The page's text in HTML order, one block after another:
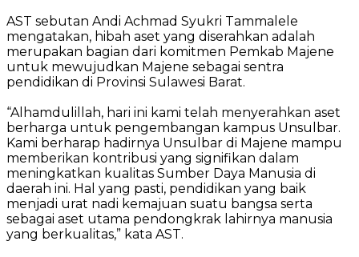
AST sebutan Andi Achmad Syukri Tammalele
mengatakan, hibah aset yang diserahkan adalah
merupakan bagian dari komitmen Pemkab Majene
untuk mewujudkan Majene sebagai sentra
pendidikan di Provinsi Sulawesi Barat.
“Alhamdulillah, hari ini kami telah menyerahkan aset
berharga untuk pengembangan kampus Unsulbar.
Kami berharap hadirnya Unsulbar di Majene mampu
memberikan kontribusi yang signifikan dalam
meningkatkan kualitas Sumber Daya Manusia di
daerah ini. Hal yang pasti, pendidikan yang baik
menjadi urat nadi kemajuan suatu bangsa serta
sebagai aset utama pendongkrak lahirnya manusia
yang berkualitas,” kata AST.